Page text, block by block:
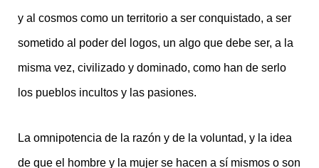
y al cosmos como un territorio a ser conquistado, a ser
sometido al poder del logos, un algo que debe ser, a la
misma vez, civilizado y dominado, como han de serlo
los pueblos incultos y las pasiones.
La omnipotencia de la razón y de la voluntad, y la idea
de que el hombre y la mujer se hacen a sí mismos o son